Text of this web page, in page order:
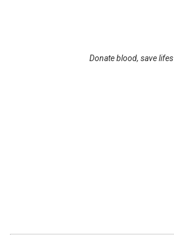
Donate blood, save lifes